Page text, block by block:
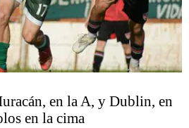
en la A, y Dublin, en
en la cima